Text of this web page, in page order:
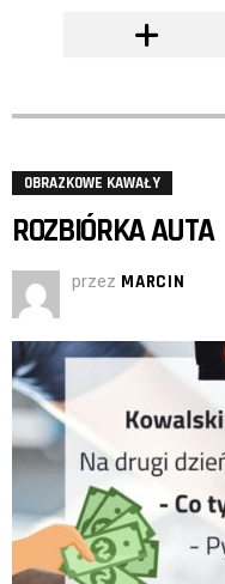
OBRAZKOWE KAWAŁY
ROZBIÓRKA AUTA
przez MARCIN